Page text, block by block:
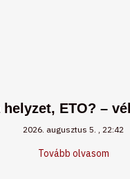
helyzet, ETO? –
2026. augusztus 5. 22:42
Tovább olvasom